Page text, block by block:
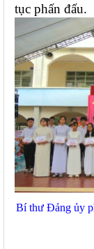
tục phấn đấu.
Bí thư Đảng ủy